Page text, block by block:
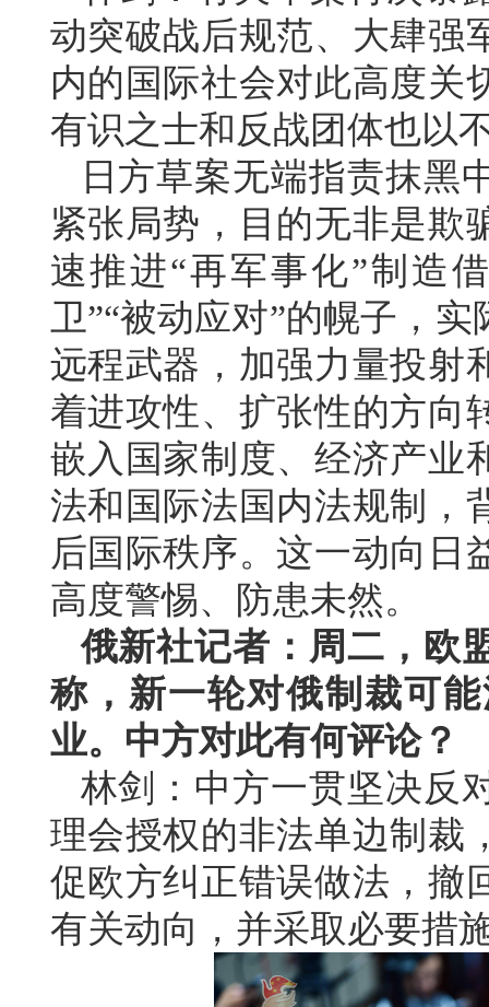
动突破战后规范、大肆强
内的国际社会对此高度关
有识之士和反战团体也以
日方草案无端指责抹黑
紧张局势，目的无非是欺
速推进“再军事化”制造
卫”“被动应对”的幌子，
远程武器，加强力量投射
着进攻性、扩张性的方向
嵌入国家制度、经济产业
法和国际法国内法规制，
后国际秩序。这一动向日
高度警惕、防患未然。
俄新社记者：周二，欧
称，新一轮对俄制裁可
业。中方对此有何评论？
林剑：中方一贯坚决反
理会授权的非法单边制裁
促欧方纠正错误做法，撤
有关动向，并采取必要措